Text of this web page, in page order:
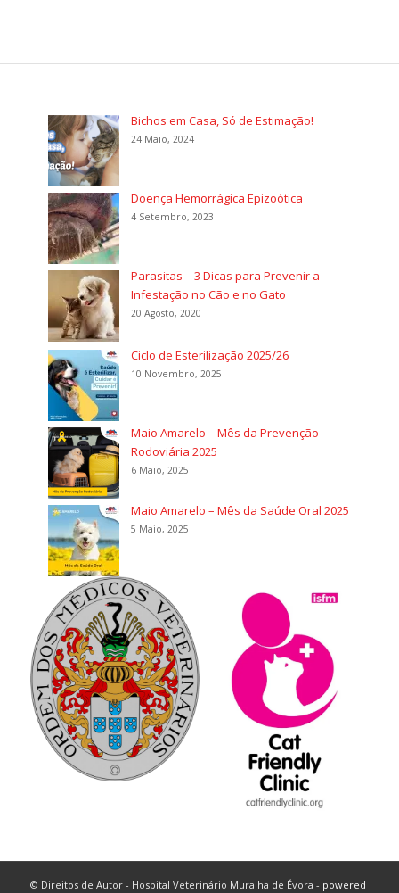
Bichos em Casa, Só de Estimação!
24 Maio, 2024
Doença Hemorrágica Epizoótica
4 Setembro, 2023
Parasitas – 3 Dicas para Prevenir a
Infestação no Cão e no Gato
20 Agosto, 2020
Ciclo de Esterilização 2025/26
10 Novembro, 2025
Maio Amarelo – Mês da Prevenção
Rodoviária 2025
6 Maio, 2025
Maio Amarelo – Mês da Saúde Oral 2025
5 Maio, 2025
© Direitos de Autor - Hospital Veterinário Muralha de Évora - powered